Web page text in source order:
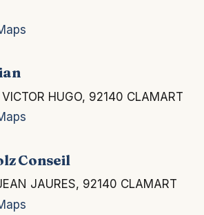
HUGO, 92140 CLAMART
Conseil
JAURES, 92140 CLAMART